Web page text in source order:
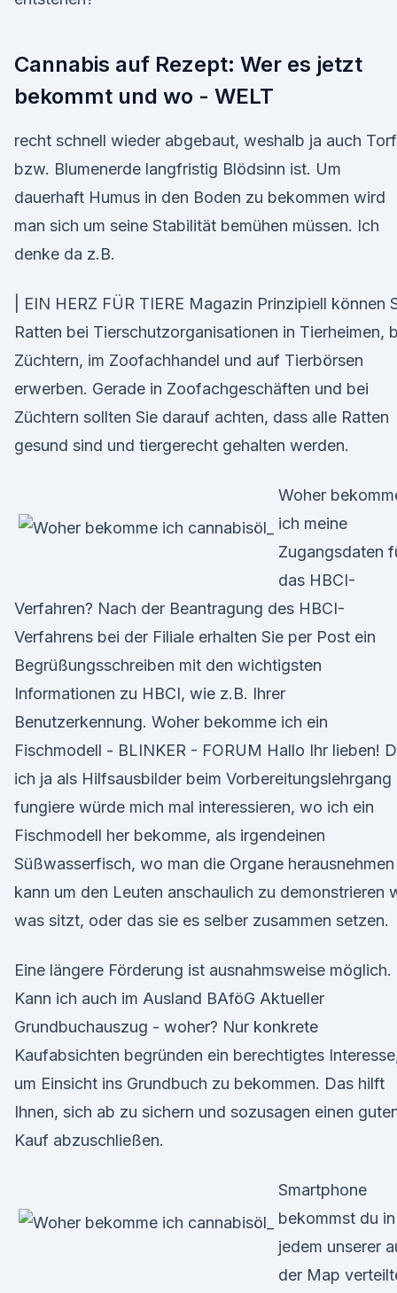
Cannabis auf Rezept: Wer es jetzt
bekommt und wo - WELT
recht schnell wieder abgebaut, weshalb ja auch Torf
bzw. Blumenerde langfristig Blödsinn ist. Um
dauerhaft Humus in den Boden zu bekommen wird
man sich um seine Stabilität bemühen müssen. Ich
denke da z.B.
| EIN HERZ FÜR TIERE Magazin Prinzipiell können
Ratten bei Tierschutzorganisationen in Tierheimen,
Züchtern, im Zoofachhandel und auf Tierbörsen
erwerben. Gerade in Zoofachgeschäften und bei
Züchtern sollten Sie darauf achten, dass alle Ratten
gesund sind und tiergerecht gehalten werden.
Woher
ich meine
Zugangsdaten
das HBCI-
Verfahren? Nach der Beantragung des HBCI-
Verfahrens bei der Filiale erhalten Sie per Post ein
Begrüßungsschreiben mit den wichtigsten
Informationen zu HBCI, wie z.B. Ihrer
Benutzerkennung. Woher bekomme ich ein
Fischmodell - BLINKER - FORUM Hallo Ihr lieben!
ich ja als Hilfsausbilder beim Vorbereitungslehrgang
fungiere würde mich mal interessieren, wo ich ein
Fischmodell her bekomme, als irgendeinen
Süßwasserfisch, wo man die Organe herausnehmen
kann um den Leuten anschaulich zu demonstrieren
was sitzt, oder das sie es selber zusammen setzen.
Eine längere Förderung ist ausnahmsweise möglich.
Kann ich auch im Ausland BAföG Aktueller
Grundbuchauszug - woher? Nur konkrete
Kaufabsichten begründen ein berechtigtes
um Einsicht ins Grundbuch zu bekommen. Das hilft
Ihnen, sich ab zu sichern und sozusagen einen
Kauf abzuschließen.
Smartphone
bekommst du in
jedem unserer
der Map